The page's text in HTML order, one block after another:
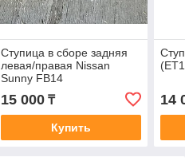
Ступица в сборе задняя
левая/правая Nissan
Sunny FB14
15 000₸
Купить
14